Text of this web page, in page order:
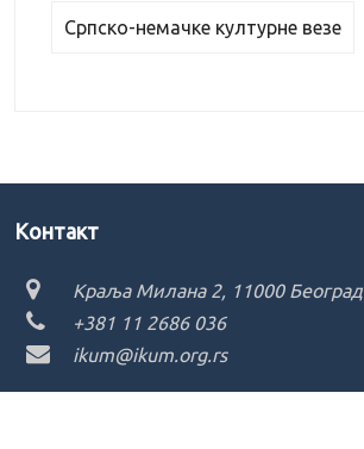
Српско-немачке културне везе
Kонтакт
Краља Милана 2, 11000 Београд
+381 11 2686 036
ikum@ikum.org.rs